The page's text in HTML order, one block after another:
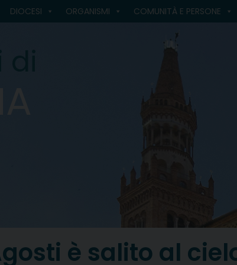
DIOCESI ORGANISMI COMUNITÀ E PERSONE
è salito al